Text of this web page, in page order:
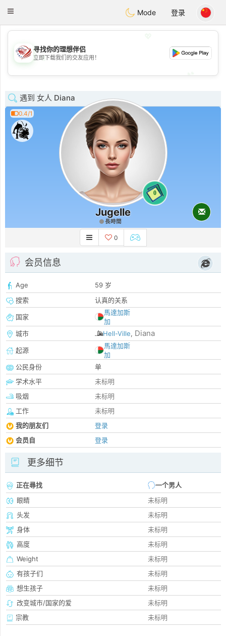
Dating
Toggle
Mode 登录
💖
💕
寻找你的理想伴侣
立即下载我们的交友应用！
遇到 女人 Diana
0.4/1
0
Jugelle
長時間
0
会员信息
Age
59 岁
搜索
认真的关系
国家
馬達加斯
加
城市
Hell-Ville, Diana
起源
馬達加斯
加
公民身份
单
学术水平
未标明
吸烟
未标明
工作
未标明
我的朋友们
登录
会员自
登录
更多细节
正在尋找
一个男人
眼睛
未标明
头发
未标明
身体
未标明
高度
未标明
Weight
未标明
有孩子们
未标明
想生孩子
未标明
改变城市/国家的爱
未标明
宗教
未标明